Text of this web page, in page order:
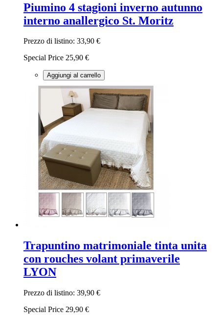
Piumino 4 stagioni inverno autunno
interno anallergico St. Moritz
Prezzo di listino: 33,90 €
Special Price 25,90 €
Aggiungi al carrello
Trapuntino matrimoniale tinta unita
con rouches volant primaverile
LYON
Prezzo di listino: 39,90 €
Special Price 29,90 €